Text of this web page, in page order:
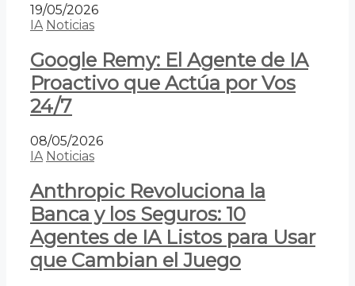
19/05/2026
IA Noticias
Google Remy: El Agente de IA
Proactivo que Actúa por Vos
24/7
08/05/2026
IA Noticias
Anthropic Revoluciona la
Banca y los Seguros: 10
Agentes de IA Listos para Usar
que Cambian el Juego